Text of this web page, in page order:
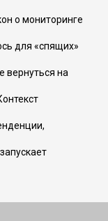
о мониторинге
для «спящих»
вернуться на